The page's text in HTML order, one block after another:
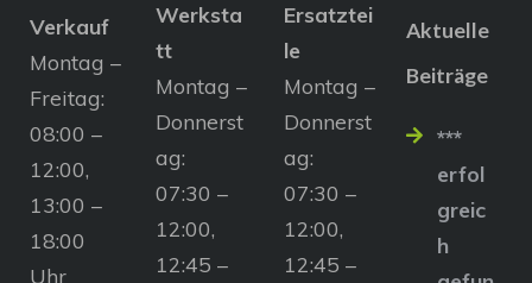
Verkauf
Montag –
Freitag:
08:00 –
12:00,
13:00 –
18:00
Uhr
Werksta
tt
Montag –
Donnerst
ag:
07:30 –
12:00,
12:45 –
Ersatztei
le
Montag –
Donnerst
ag:
07:30 –
12:00,
12:45 –
Aktuelle
Beiträge
***
erfol
greic
h